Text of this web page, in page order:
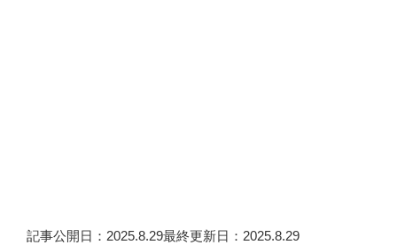
記事公開日：2025.8.29最終更新日：2025.8.29